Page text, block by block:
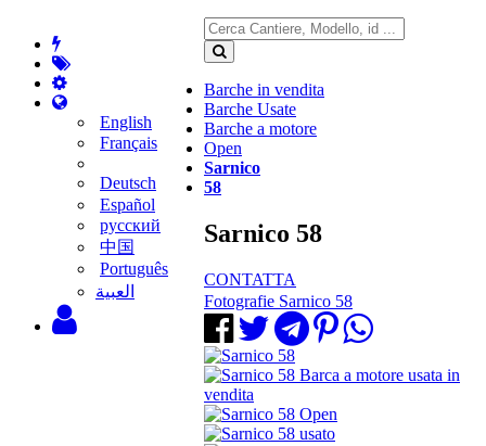
English
Français
Deutsch
Español
русский
中国
Português
‫العبية
Barche in vendita
Barche Usate
Barche a motore
Open
Sarnico
58
Sarnico 58
CONTATTA
Fotografie Sarnico 58